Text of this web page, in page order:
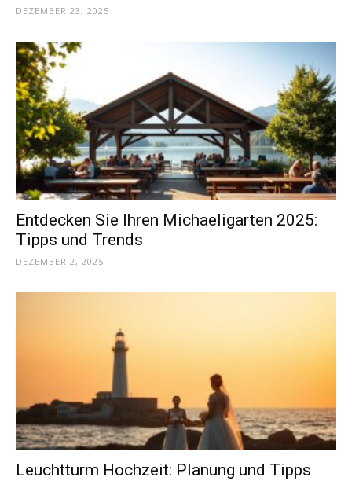
DEZEMBER 23, 2025
Entdecken Sie Ihren Michaeligarten 2025:
Tipps und Trends
DEZEMBER 2, 2025
Leuchtturm Hochzeit: Planung und Tipps